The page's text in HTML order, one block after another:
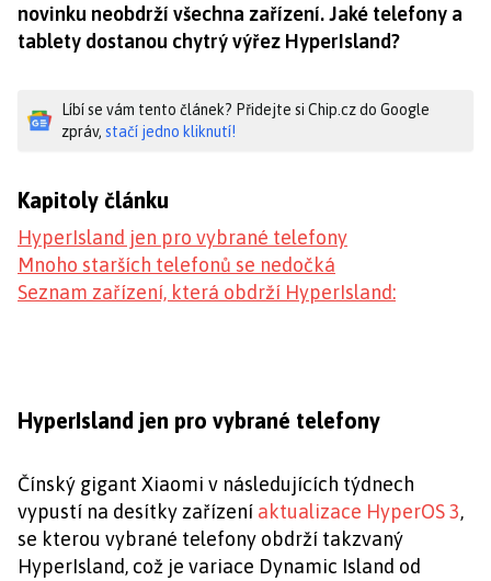
novinku neobdrží všechna zařízení. Jaké telefony a
tablety dostanou chytrý výřez HyperIsland?
Líbí se vám tento článek? Přidejte si Chip.cz do Google
zpráv, stačí jedno kliknutí!
Kapitoly článku
HyperIsland jen pro vybrané telefony
Mnoho starších telefonů se nedočká
Seznam zařízení, která obdrží HyperIsland:
HyperIsland jen pro vybrané telefony
Čínský gigant Xiaomi v následujících týdnech
vypustí na desítky zařízení aktualizace HyperOS 3,
se kterou vybrané telefony obdrží takzvaný
HyperIsland, což je variace Dynamic Island od